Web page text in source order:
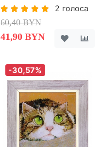
2 голоса
60,40 BYN
41,90 BYN
-30,57%